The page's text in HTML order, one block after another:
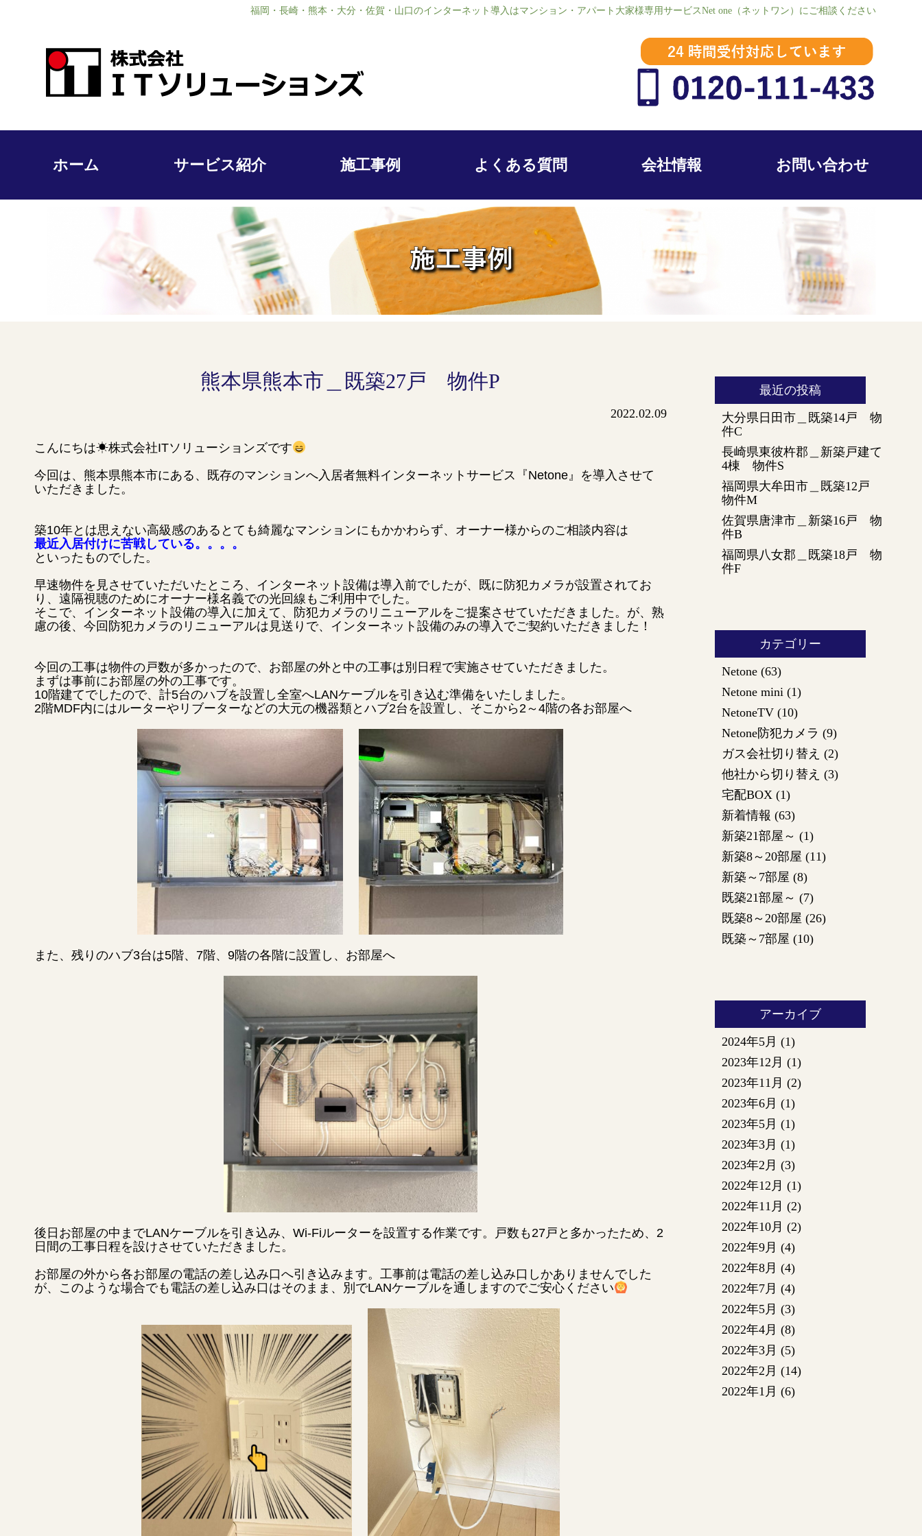
福岡・長崎・熊本・大分・佐賀・山口のインターネット導入はマンション・アパート大家様専用サービスNet one（ネットワン）にご相談ください
ホーム サービス紹介 施工事例 よくある質問 会社情報 お問い合わせ
熊本県熊本市＿既築27戸 物件P
2022.02.09
こんにちは☀株式会社ITソリューションズです
今回は、熊本県熊本市にある、既存のマンションへ入居者無料インターネットサービス『Netone』を導入させて
いただきました。
築10年とは思えない高級感のあるとても綺麗なマンションにもかかわらず、オーナー様からのご相談内容は
最近入居付けに苦戦している。。。。
といったものでした。
早速物件を見させていただいたところ、インターネット設備は導入前でしたが、既に防犯カメラが設置されてお
り、遠隔視聴のためにオーナー様名義での光回線もご利用中でした。
そこで、インターネット設備の導入に加えて、防犯カメラのリニューアルをご提案させていただきました。が、熟
慮の後、今回防犯カメラのリニューアルは見送りで、インターネット設備のみの導入でご契約いただきました！
今回の工事は物件の戸数が多かったので、お部屋の外と中の工事は別日程で実施させていただきました。
まずは事前にお部屋の外の工事です。
10階建てでしたので、計5台のハブを設置し全室へLANケーブルを引き込む準備をいたしました。
2階MDF内にはルーターやリブーターなどの大元の機器類とハブ2台を設置し、そこから2～4階の各お部屋へ
また、残りのハブ3台は5階、7階、9階の各階に設置し、お部屋へ
後日お部屋の中までLANケーブルを引き込み、Wi-Fiルーターを設置する作業です。戸数も27戸と多かったため、2
日間の工事日程を設けさせていただきました。
お部屋の外から各お部屋の電話の差し込み口へ引き込みます。工事前は電話の差し込み口しかありませんでした
が、このような場合でも電話の差し込み口はそのまま、別でLANケーブルを通しますのでご安心ください
最近の投稿
大分県日田市＿既築14戸 物
件C
長崎県東彼杵郡＿新築戸建て
4棟 物件S
福岡県大牟田市＿既築12戸
物件M
佐賀県唐津市＿新築16戸 物
件B
福岡県八女郡＿既築18戸 物
件F
カテゴリー
Netone(63)
Netone mini(1)
NetoneTV(10)
Netone防犯カメラ (9)
ガス会社切り替え (2)
他社から切り替え (3)
宅配BOX(1)
新着情報 (63)
新築21部屋～ (1)
新築8～20部屋 (11)
新築～7部屋 (8)
既築21部屋～ (7)
既築8～20部屋 (26)
既築～7部屋 (10)
アーカイブ
2024年5月 (1)
2023年12月 (1)
2023年11月 (2)
2023年6月 (1)
2023年5月 (1)
2023年3月 (1)
2023年2月 (3)
2022年12月 (1)
2022年11月 (2)
2022年10月 (2)
2022年9月 (4)
2022年8月 (4)
2022年7月 (4)
2022年5月 (3)
2022年4月 (8)
2022年3月 (5)
2022年2月 (14)
2022年1月 (6)